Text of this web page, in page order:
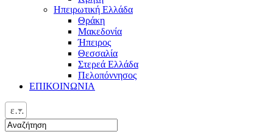
Ηπειρωτική Ελλάδα
Θράκη
Μακεδονία
Ήπειρος
Θεσσαλία
Στερεά Ελλάδα
Πελοπόννησος
ΕΠΙΚΟΙΝΩΝΙΑ
ελ